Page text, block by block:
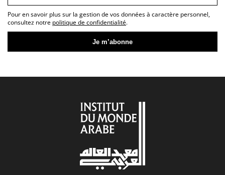
Pour en savoir plus sur la gestion de vos données à caractère personnel,
consultez notre politique de confidentialité.